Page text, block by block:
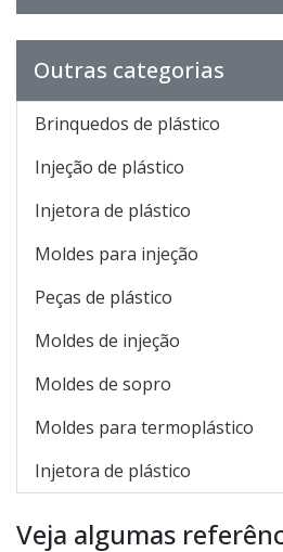
Outras categorias
Brinquedos de plástico
Injeção de plástico
Injetora de plástico
Moldes para injeção
Peças de plástico
Moldes de injeção
Moldes de sopro
Moldes para termoplástico
Injetora de plástico
Veja algumas